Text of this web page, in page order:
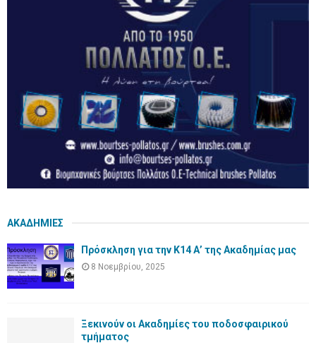
ΑΚΑΔΗΜΙΕΣ
Πρόσκληση για την Κ14 Α’ της Ακαδημίας μας
8 Νοεμβρίου, 2025
Ξεκινούν οι Ακαδημίες του ποδοσφαιρικού
τμήματος